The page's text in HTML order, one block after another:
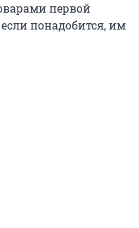
первой
понадобится, им